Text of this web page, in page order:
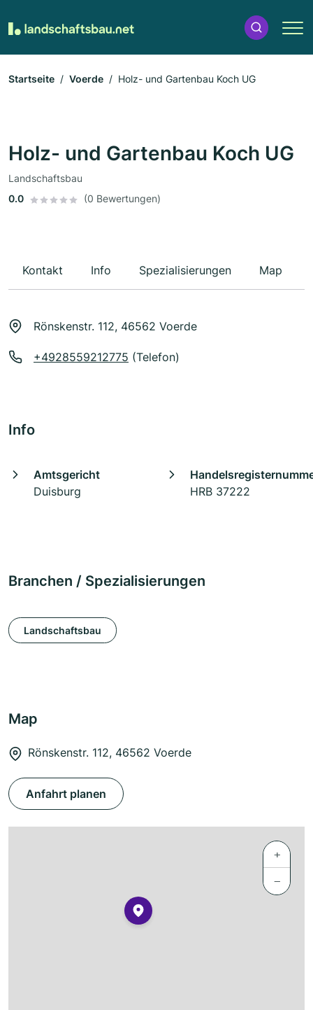
Startseite Voerde Holz- und Gartenbau Koch UG
Holz- und Gartenbau Koch UG
Landschaftsbau
0.0
(0 Bewertungen)
Kontakt Info Spezialisierungen Map
Rönskenstr. 112, 46562 Voerde
+4928559212775 (Telefon)
Info
Amtsgericht
Duisburg
HRB 37222
Branchen / Spezialisierungen
Landschaftsbau
Map
Rönskenstr. 112, 46562 Voerde
Anfahrt planen
+
−